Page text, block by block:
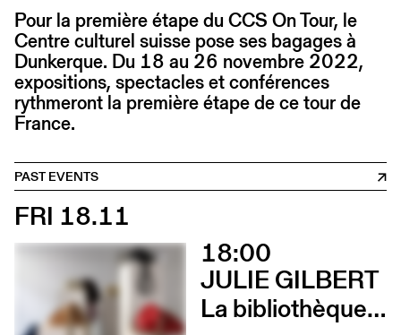
Pour la première étape du CCS On Tour, le
Centre culturel suisse pose ses bagages à
Dunkerque. Du 18 au 26 novembre 2022,
expositions, spectacles et conférences
rythmeront la première étape de ce tour de
France.
PAST EVENTS
FRI 18.11
18:00
JULIE GILBERT
La bibliothèque sonore des femmes (Vernissage)